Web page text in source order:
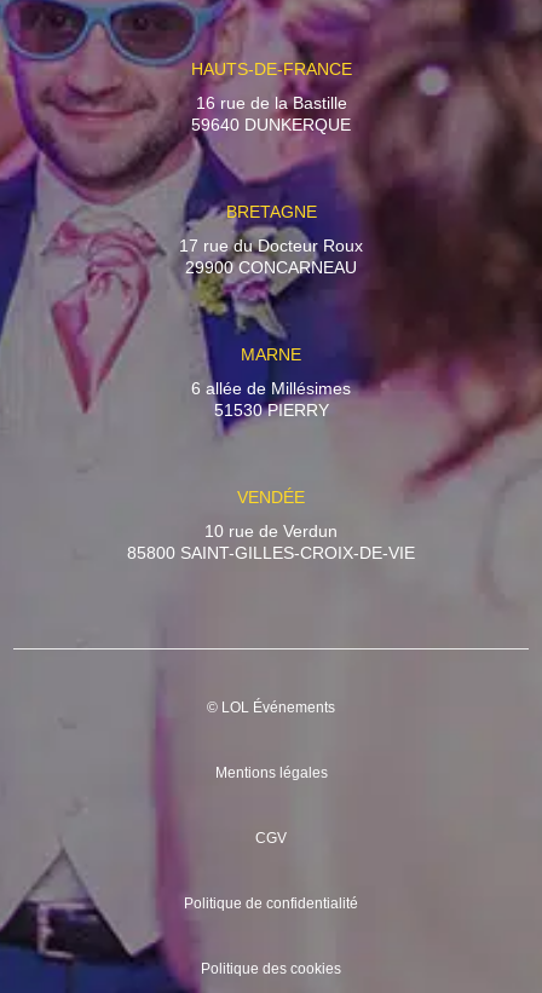
HAUTS-DE-FRANCE
16 rue de la Bastille
59640 DUNKERQUE
BRETAGNE
17 rue du Docteur Roux
29900 CONCARNEAU
MARNE
6 allée de Millésimes
51530 PIERRY
VENDÉE
10 rue de Verdun
85800 SAINT-GILLES-CROIX-DE-VIE
© LOL Événements
Mentions légales
CGV
Politique de confidentialité
Politique des cookies